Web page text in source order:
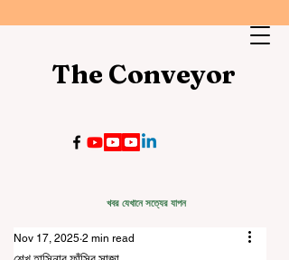
The Conveyor
খবর যেখানে সত্যের যাপন
Nov 17, 2025 2 min read